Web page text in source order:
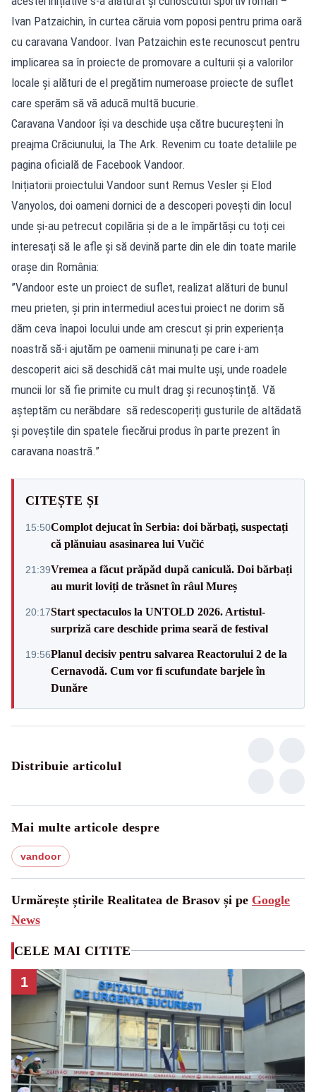
Ivan Patzaichin, în curtea căruia vom poposi pentru prima oară
cu caravana Vandoor. Ivan Patzaichin este recunoscut pentru
implicarea sa în proiecte de promovare a culturii și a valorilor
locale și alături de el pregătim numeroase proiecte de suflet
care sperăm să vă aducă multă bucurie.
Caravana Vandoor își va deschide ușa către bucureșteni în
preajma Crăciunului, la The Ark. Revenim cu toate detaliile pe
pagina oficială de Facebook Vandoor.
Inițiatorii proiectului Vandoor sunt Remus Vesler și Elod
Vanyolos, doi oameni dornici de a descoperi povești din locul
unde și-au petrecut copilăria și de a le împărtăși cu toți cei
interesați să le afle și să devină parte din ele din toate marile
orașe din România:
”Vandoor este un proiect de suflet, realizat alături de bunul
meu prieten, și prin intermediul acestui proiect ne dorim să
dăm ceva înapoi locului unde am crescut și prin experiența
noastră să-i ajutăm pe oamenii minunați pe care i-am
descoperit aici să deschidă cât mai multe uși, unde roadele
muncii lor să fie primite cu mult drag și recunoștință. Vă
așteptăm cu nerăbdare să redescoperiți gusturile de altădată
și poveștile din spatele fiecărui produs în parte prezent în
caravana noastră.”
CITEȘTE ȘI
15:50Complot dejucat în Serbia: doi bărbați, suspectați
că plănuiau asasinarea lui Vučić
21:39Vremea a făcut prăpăd după caniculă. Doi bărbați
au murit loviți de trăsnet în râul Mureș
20:17Start spectaculos la UNTOLD 2026. Artistul-
surpriză care deschide prima seară de festival
19:56Planul decisiv pentru salvarea Reactorului 2 de la
Cernavodă. Cum vor fi scufundate barjele în
Dunăre
Distribuie articolul
Mai multe articole despre
vandoor
Urmărește știrile Realitatea de Brasov și pe Google
News
CELE MAI CITITE
1